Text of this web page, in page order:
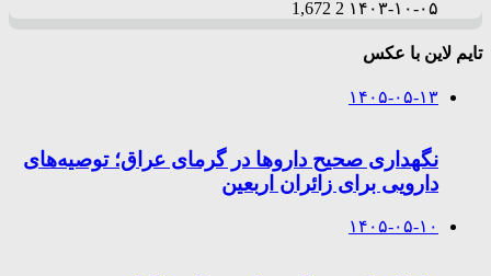
۱۴۰۳-۱۰-۰۵ 2
1,672
تایم لاین با عکس
۱۴۰۵-۰۵-۱۳
نگهداری صحیح داروها در گرمای عراق؛ توصیه‌های
دارویی برای زائران اربعین
۱۴۰۵-۰۵-۱۰